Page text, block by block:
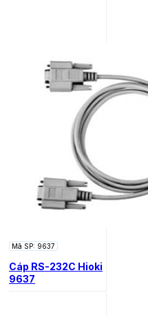
Mã SP: 9637
Cáp RS-232C Hioki
9637